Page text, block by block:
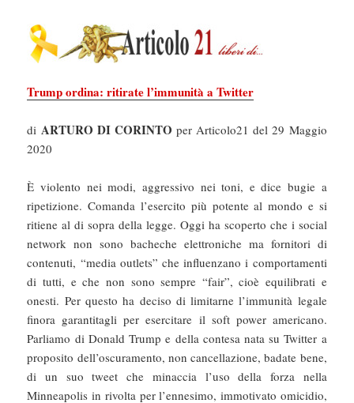
Trump ordina: ritirate l’immunità a Twitter
di ARTURO DI CORINTO per Articolo21 del 29 Maggio
2020
È violento nei modi, aggressivo nei toni, e dice bugie a
ripetizione. Comanda l’esercito più potente al mondo e si
ritiene al di sopra della legge. Oggi ha scoperto che i social
network non sono bacheche elettroniche ma fornitori di
contenuti, “media outlets” che influenzano i comportamenti
di tutti, e che non sono sempre “fair”, cioè equilibrati e
onesti. Per questo ha deciso di limitarne l’immunità legale
finora garantitagli per esercitare il soft power americano.
Parliamo di Donald Trump e della contesa nata su Twitter a
proposito dell’oscuramento, non cancellazione, badate bene,
di un suo tweet che minaccia l’uso della forza nella
Minneapolis in rivolta per l’ennesimo, immotivato omicidio,